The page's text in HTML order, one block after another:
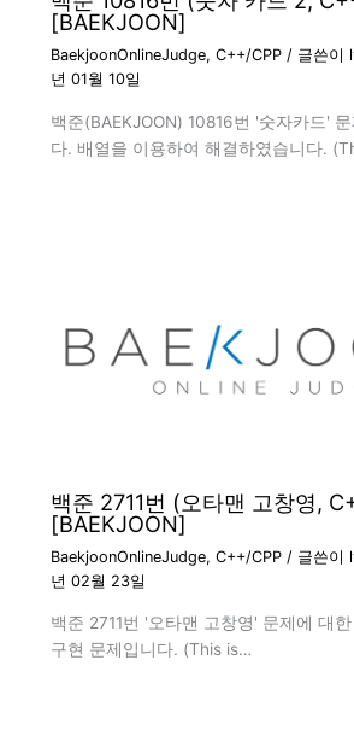
[BAEKJOON]
BaekjoonOnlineJudge, C++/CPP/ 글쓴이
년 01월 10일
백준(BAEKJOON) 10816번 '숫자카드'
다. 배열을 이용하여 해결하였습니다.
백준 2711번 (오타맨 고창영,
[BAEKJOON]
BaekjoonOnlineJudge, C++/CPP/ 글쓴이
년 02월 23일
백준 2711번 '오타맨 고창영' 문제에 대
구현 문제입니다. (This is…